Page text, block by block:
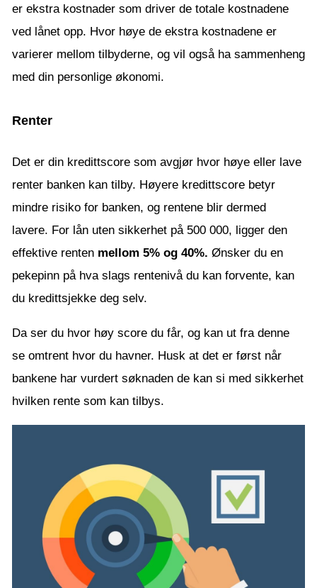
er ekstra kostnader som driver de totale kostnadene
ved lånet opp. Hvor høye de ekstra kostnadene er
varierer mellom tilbyderne, og vil også ha sammenheng
med din personlige økonomi.
Renter
Det er din kredittscore som avgjør hvor høye eller lave
renter banken kan tilby. Høyere kredittscore betyr
mindre risiko for banken, og rentene blir dermed
lavere. For lån uten sikkerhet på 500 000, ligger den
effektive renten mellom 5% og 40%. Ønsker du en
pekepinn på hva slags rentenivå du kan forvente, kan
du kredittsjekke deg selv.
Da ser du hvor høy score du får, og kan ut fra denne
se omtrent hvor du havner. Husk at det er først når
bankene har vurdert søknaden de kan si med sikkerhet
hvilken rente som kan tilbys.